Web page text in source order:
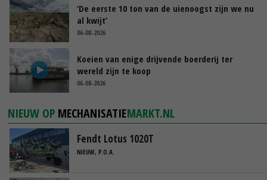
‘De eerste 10 ton van de uienoogst zijn we nu
al kwijt’
06-08-2026
Koeien van enige drijvende boerderij ter
wereld zijn te koop
06-08-2026
NIEUW OP MECHANISATIEMARKT.NL
Fendt Lotus 1020T
NIEUW, P.O.A.